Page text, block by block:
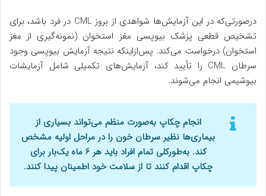
درصورتی‌که در این آزمایش‌ها شواهدی از بروز CML در فرد باشد، برای
تشخیص قطعی پزشک بیوپسی مغز استخوان (نمونه‌گیری از مغز
استخوان) درخواست می‌کند. پس‌ازاینکه نتیجه آزمایش بیوپسی وجود
سرطان CML را تأیید کند، آزمایش‌های تکمیلی شامل آزمایشات
بیوشیمی انجام می‌شوند.
انجام چکاپ به‌صورت منظم می‌تواند بسیاری از
بیمار‌ی‌ها نظیر سرطان خون را در مراحل اولیه مشخص
کند. به‌طورکلی تمام افراد باید هر ۶ ماه یک‌بار برای
چکاپ اقدام کنند تا از سلامت خود اطمینان پیدا کنند.